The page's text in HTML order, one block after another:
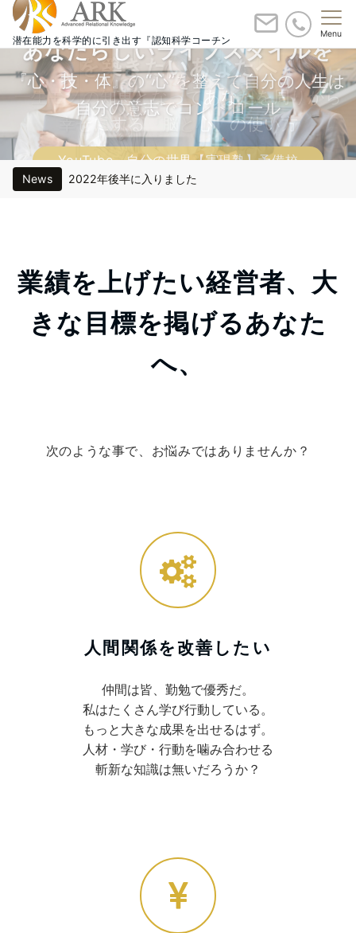
潜在能力を科学的に引き出す『認知科学コーチン
グ』 横浜・東京
Menu
Welcome to ARK Inc. Official
Web Site
Ready to Start Your Engine?
YouTube 自分の世界【実現塾】予備校
素晴らしい仲間と共に成長し信頼
を築きたいあなたへ
一生モノの知恵となってあなたを周りから
幸せにする『脳と心』の使い方
YouTube 自分の世界【実現塾】予備校
あなたらしいライフスタイルを
『心・技・体』の“心”を整えて自分の人生は
自分の意志でコントロール
YouTube 自分の世界【実現塾】予備校
大きな目標へ挑むあなたへ
BE DO HAVE の“BE”を見つけて湧き溢れる
モチベーションを
YouTube 自分の世界【実現塾】予備校
突出したリーダーを目指すあなた
へ
飛躍的な成果を上げるチームを創り仕事を通
じで世界に影響を
YouTube 自分の世界【実現塾】予備校
News 2022年後半に入りました
１都３県 緊急事態宣言に対して
Webサイトのテーマ変更を行います
業績を上げたい経営者、大
きな目標を掲げるあなた
へ、
次のような事で、お悩みではありませんか？
人間関係を改善したい
仲間は皆、勤勉で優秀だ。
私はたくさん学び行動している。
もっと大きな成果を出せるはず。
人材・学び・行動を噛み合わせる
斬新な知識は無いだろうか？